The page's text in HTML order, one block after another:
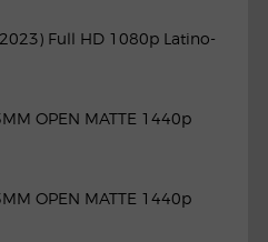
Full HD 1080p Latino-
OPEN MATTE 1440p
OPEN MATTE 1440p